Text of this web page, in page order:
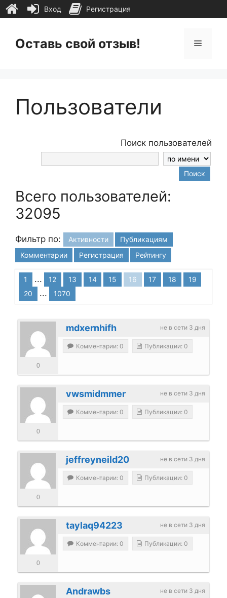
содержимому
Оставь свой отзыв! Меню
Пользователи
Поиск пользователей
Поиск
Всего пользователей:
32095
Фильтр по: Активности
Публикациям
Комментарии
Регистрация Рейтингу
1 ... 12 13 14 15 16 17 18
19
20
... 1070
не в сети 3 дня
mdxernhifh
0
Комментарии: 0 Публикации: 0
не в сети 3 дня
vwsmidmmer
0
Комментарии: 0 Публикации: 0
не в сети 3 дня
jeffreyneild20
0
Комментарии: 0 Публикации: 0
не в сети 3 дня
taylaq94223
0
Комментарии: 0 Публикации: 0
не в сети 3 дня
Andrawbs
Вход Регистрация